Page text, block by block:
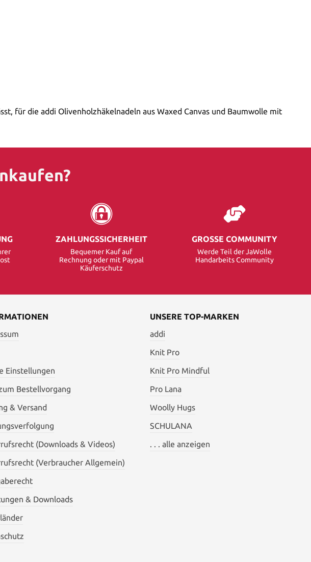
für die addi Olivenholzhäkelnadeln aus Waxed Canvas und Baumwolle mit
ZAHLUNGSSICHERHEIT
Bequemer Kauf auf
Rechnung oder mit Paypal
Käuferschutz
GROSSE COMMUNITY
Werde Teil der JaWolle
Handarbeits Community
Einstellungen
Bestellvorgang
& Versand
(Downloads & Videos)
(Verbraucher Allgemein)
& Downloads
UNSERE TOP-MARKEN
addi
Knit Pro
Knit Pro Mindful
Pro Lana
Woolly Hugs
SCHULANA
. . . alle anzeigen